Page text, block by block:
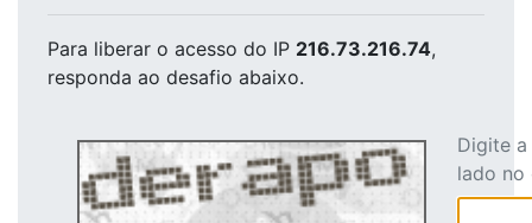
Para liberar o acesso do IP 216.73.216.74,
responda ao desafio abaixo.
Digite
lado no